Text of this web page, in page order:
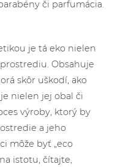
či parfumácia.
je tá eko nielen
Obsahuje
skôr uškodí, ako
nielen jej obal či
výroby, ktorý by
a jeho
môže byť „eco
istotu, čítajte,